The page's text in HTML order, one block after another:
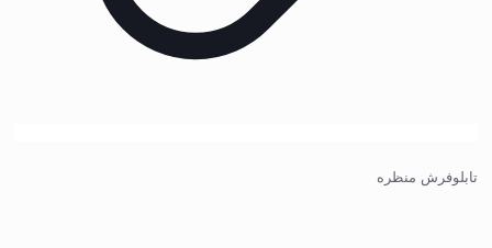
تابلوفرش منظره